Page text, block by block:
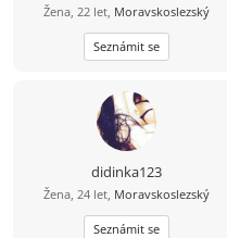
Žena, 22 let, Moravskoslezský
Seznámit se
didinka123
Žena, 24 let, Moravskoslezský
Seznámit se